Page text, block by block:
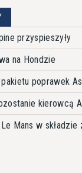
przyspieszyły
na Hondzie
poprawek
kierowcą
Mans w składzie